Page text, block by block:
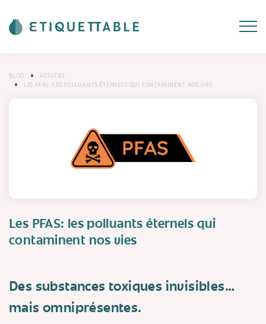
BLOG
ASTUCES
LES PFAS: LES POLLUANTS ÉTERNELS QUI CONTAMINENT NOS VIES
Les PFAS: les polluants éternels qui
contaminent nos vies
Des substances toxiques invisibles…
mais omniprésentes.